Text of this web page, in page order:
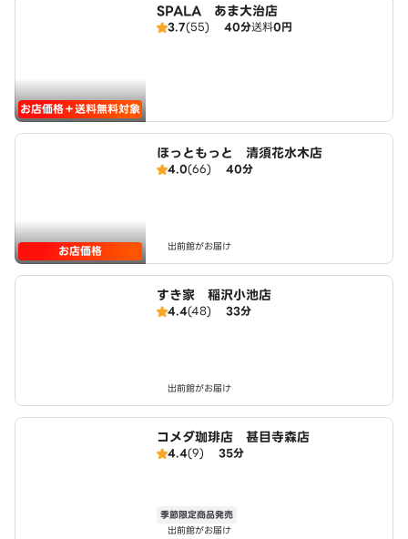
お店価格＋送料無料対象
SPALA あま大治店
3.7(55) 40分送料0円
お店価格
ほっともっと 清須花水木店
4.0(66) 40分
出前館がお届け
すき家 稲沢小池店
4.4(48) 33分
出前館がお届け
コメダ珈琲店 甚目寺森店
4.4(9) 35分
季節限定商品発売
出前館がお届け